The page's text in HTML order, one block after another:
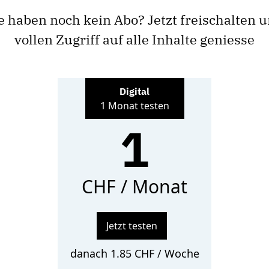
haben noch kein Abo? Jetzt freischalten
vollen Zugriff auf alle Inhalte geniesse
Digital
1 Monat testen
1
CHF / Monat
Jetzt testen
danach 1.85 CHF / Woche